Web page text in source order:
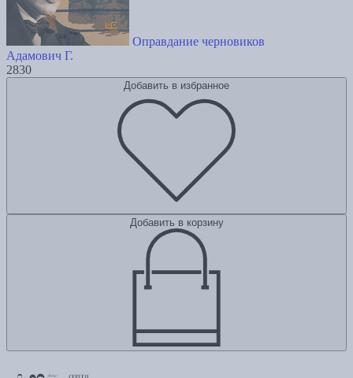
Оправдание черновиков
Адамович Г.
2830
Добавить в избранное
Добавить в корзину